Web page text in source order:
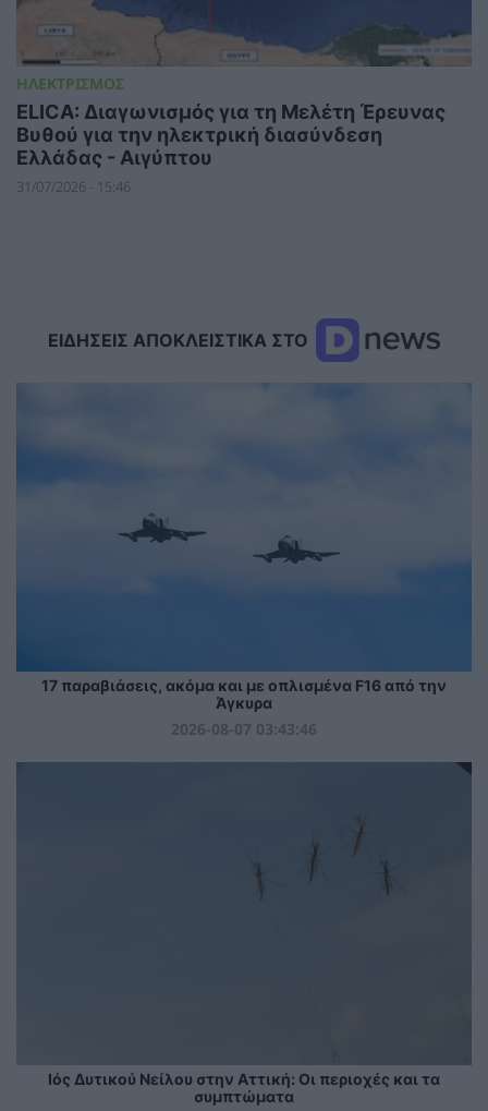
ΗΛΕΚΤΡΙΣΜΟΣ
ELICA: Διαγωνισμός για τη Μελέτη Έρευνας
Βυθού για την ηλεκτρική διασύνδεση
Ελλάδας - Αιγύπτου
31/07/2026 - 15:46
ΕΙΔΗΣΕΙΣ ΑΠΟΚΛΕΙΣΤΙΚΑ ΣΤΟ
17 παραβιάσεις, ακόμα και με οπλισμένα F16 από την
Άγκυρα
2026-08-07 03:43:46
Ιός Δυτικού Νείλου στην Αττική: Οι περιοχές και τα
συμπτώματα